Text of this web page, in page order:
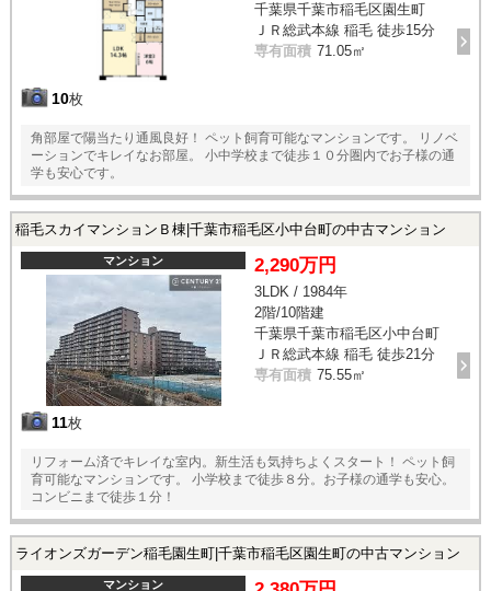
10枚
千葉県千葉市稲毛区園生町
ＪＲ総武本線 稲毛 徒歩15分
専有面積 71.05㎡
角部屋で陽当たり通風良好！ ペット飼育可能なマンションです。 リノベ
ーションでキレイなお部屋。 小中学校まで徒歩１０分圏内でお子様の通
学も安心です。
稲毛スカイマンションＢ棟|千葉市稲毛区小中台町の中古マンション
マンション
11枚
2,290万円
3LDK / 1984年
2階/10階建
千葉県千葉市稲毛区小中台町
ＪＲ総武本線 稲毛 徒歩21分
専有面積 75.55㎡
リフォーム済でキレイな室内。新生活も気持ちよくスタート！ ペット飼
育可能なマンションです。 小学校まで徒歩８分。お子様の通学も安心。
コンビニまで徒歩１分！
ライオンズガーデン稲毛園生町|千葉市稲毛区園生町の中古マンション
マンション